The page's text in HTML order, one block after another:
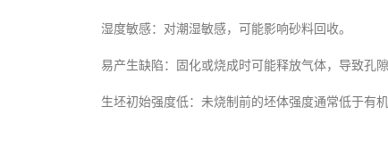
湿度敏感：对潮湿敏感，可能影响砂料回收。
易产生缺陷：固化或烧成时可能释放气体，导致孔隙
生坯初始强度低：未烧制前的坯体强度通常低于有机